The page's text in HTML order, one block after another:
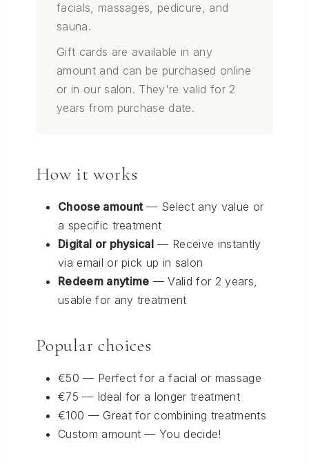
facials, massages, pedicure, and
sauna.
Gift cards are available in any
amount and can be purchased online
or in our salon. They're valid for 2
years from purchase date.
How it works
Choose amount— Select any value or
a specific treatment
Digital or physical — Receive instantly
via email or pick up in salon
Redeem anytime — Valid for 2 years,
usable for any treatment
Popular choices
€50 — Perfect for a facial or massage
€75 — Ideal for a longer treatment
€100 — Great for combining treatments
Custom amount — You decide!